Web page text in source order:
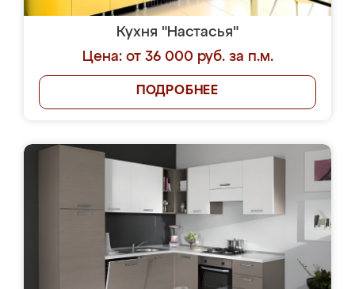
Кухня "Настасья"
Цена: от 36 000 руб. за п.м.
ПОДРОБНЕЕ